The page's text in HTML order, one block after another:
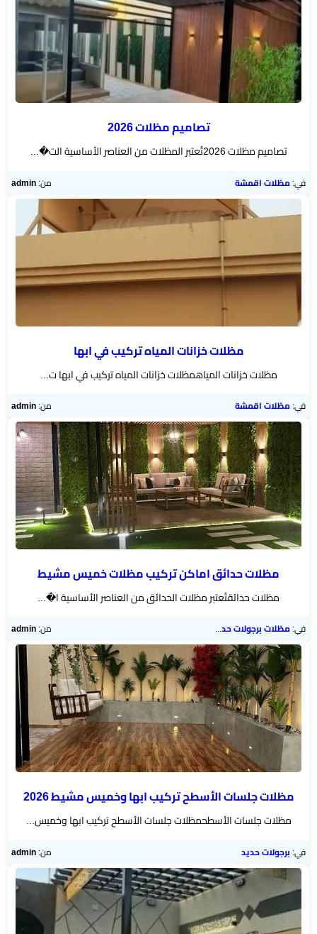
تصاميم مظلات 2026
تصاميم مظلات 2026تُعتبر المظلات من العناصر الأساسية الت�...
في:مظلات اقمشة من:admin
مظلات خزانات المياه تركيب في ابها
مظلات خزانات المياهمظلات خزانات المياه تركيب في ابها ت...
في:مظلات اقمشة من:admin
مظلات حدائق اماكن تركيب مظلات خميس مشيط
مظلات حدائقتُعتبر مظلات الحدائق من العناصر الأساسية ا�...
في:مظلات برجولات حدائق من:admin
مظلات جلسات الأسطح تركيب ابها وخميس مشيط 2026
مظلات جلسات الأسطحمظلات جلسات الأسطح تركيب ابها وخميس...
في: برجولات حديد من:admin